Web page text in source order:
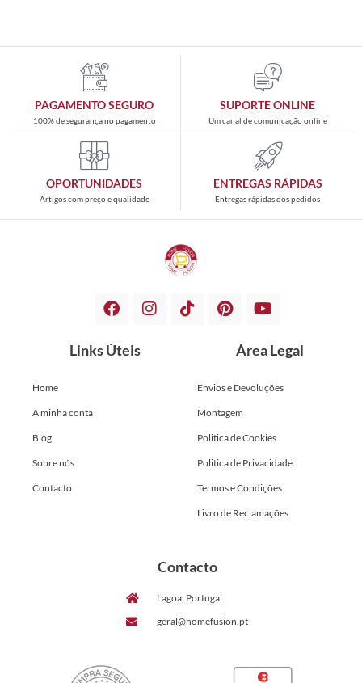
PAGAMENTO SEGURO
100% de segurança no pagamento
SUPORTE ONLINE
Um canal de comunicação online
OPORTUNIDADES
Artigos com preço e qualidade
ENTREGAS RÁPIDAS
Entregas rápidas dos pedidos
Links Úteis
Home
A minha conta
Blog
Sobre nós
Contacto
Área Legal
Envios e Devoluções
Montagem
Politica de Cookies
Politica de Privacidade
Termos e Condições
Livro de Reclamações
Contacto
Lagoa, Portugal
geral@homefusion.pt